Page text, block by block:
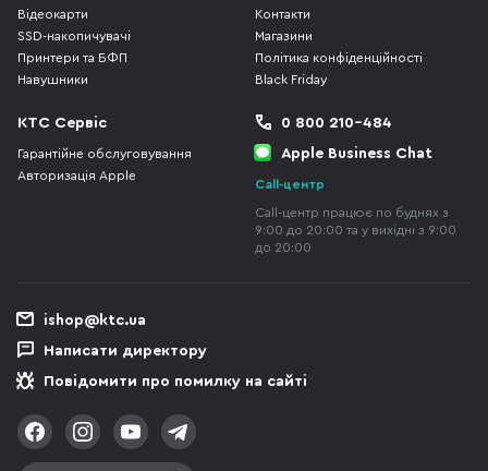
Відеокарти
SSD-накопичувачі
Принтери та БФП
Навушники
Контакти
Магазини
Політика конфіденційності
Black Friday
КТС Сервіс
Гарантійне обслуговування
Авторизація Apple
0 800 210-484
Apple Business Chat
Call-центр
Call-центр працює по буднях з
9:00 до 20:00 та у вихідні з 9:00
до 20:00
ishop@ktc.ua
Написати директору
Повідомити про помилку на сайті